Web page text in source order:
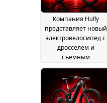
Компания Huffy
представляет новый
электровелосипед с
дросселем и
съёмным
аккумулятором30 July
2026